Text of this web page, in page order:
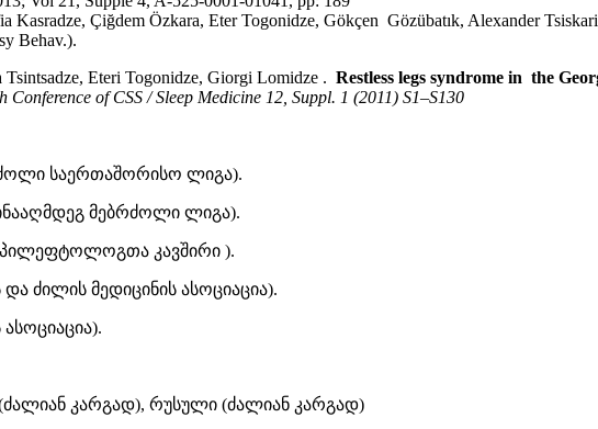
Çiğdem Özkara, Eter Togonidze, Gökçen Gözübatık, Alexander
Behav.).
Eteri Togonidze, Giorgi Lomidze . Restless legs syndrome in the
Conference of CSS / Sleep Medicine 12, Suppl. 1 (2011) S1–S130
საერთაშორისო ლიგა).
მებრძოლი ლიგა).
კავშირი ).
ძილის მედიცინის ასოციაცია).
კარგად), რუსული (ძალიან კარგად)